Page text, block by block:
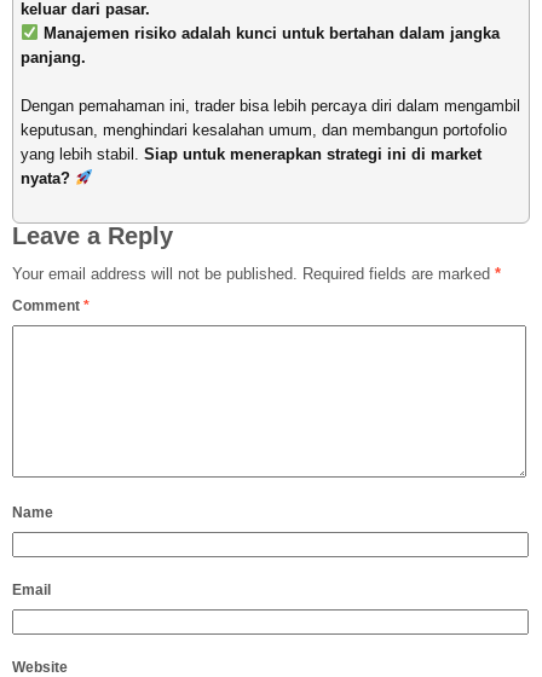
keluar dari pasar.
Manajemen risiko adalah kunci untuk bertahan dalam jangka
panjang.
Dengan pemahaman ini, trader bisa lebih percaya diri dalam mengambil
keputusan, menghindari kesalahan umum, dan membangun portofolio
yang lebih stabil. Siap untuk menerapkan strategi ini di market
nyata?
Leave a Reply
Your email address will not be published. Required fields are marked *
Comment *
Name
Email
Website